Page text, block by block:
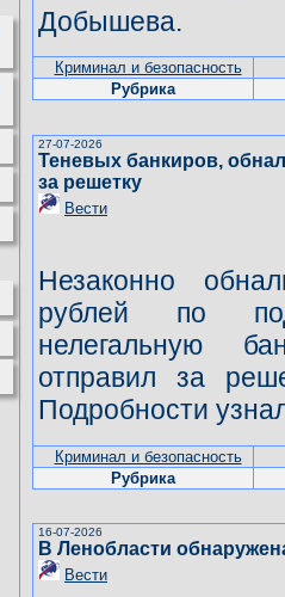
Добышева.
Криминал и безопасность
Рубрика
27-07-2026
Теневых банкиров,
за решетку
Вести
Незаконно
рублей по
нелегальную
отправил за
Подробности
Криминал и безопасность
Рубрика
16-07-2026
В Ленобласти
Вести